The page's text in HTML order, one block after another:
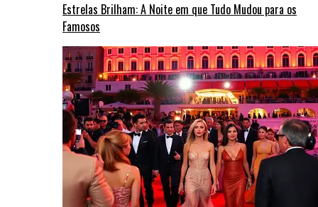
Estrelas Brilham: A Noite em que Tudo Mudou para os
Famosos